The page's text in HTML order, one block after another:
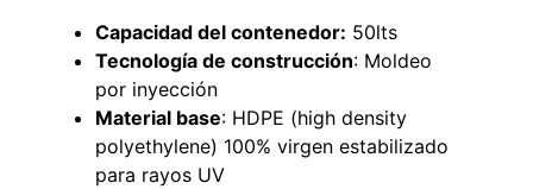
Capacidad del contenedor: 50lts
Tecnología de construcción: Moldeo
por inyección
Material base: HDPE (high density
polyethylene) 100% virgen estabilizado
para rayos UV
$803.797
Agregar al carrito